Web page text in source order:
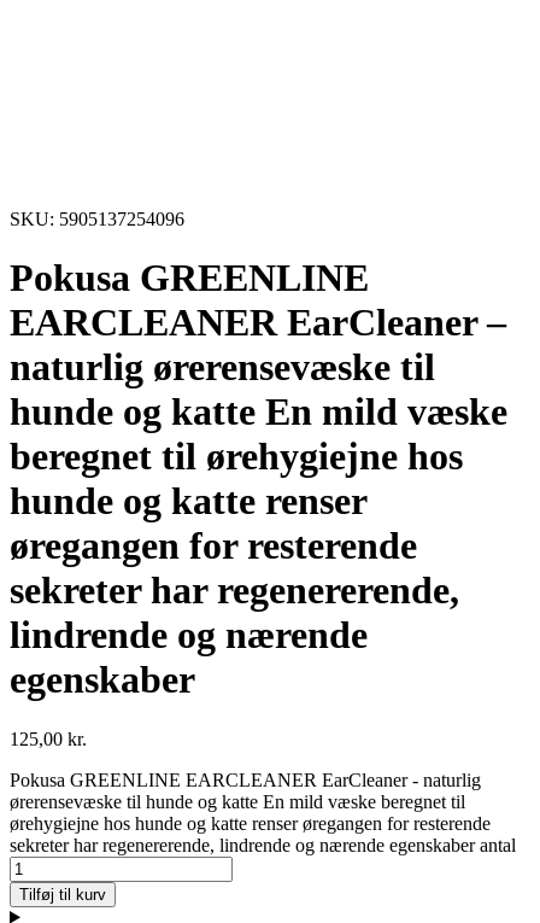
SKU: 5905137254096
Pokusa GREENLINE
EARCLEANER EarCleaner –
naturlig ørerensevæske til
hunde og katte En mild væske
beregnet til ørehygiejne hos
hunde og katte renser
øregangen for resterende
sekreter har regenererende,
lindrende og nærende
egenskaber
125,00 kr.
Pokusa GREENLINE EARCLEANER EarCleaner - naturlig
ørerensevæske til hunde og katte En mild væske beregnet til
ørehygiejne hos hunde og katte renser øregangen for resterende
sekreter har regenererende, lindrende og nærende egenskaber antal
Tilføj til kurv